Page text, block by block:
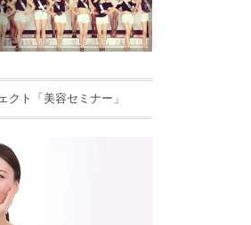
クト「美容セミナー」